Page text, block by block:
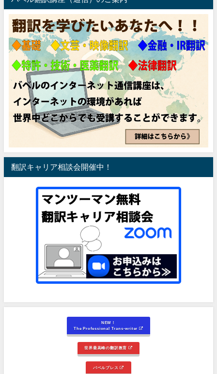
翻訳キャリア相談会開催中！
NEW！
The Professional Trans-writer
世界最高峰の翻訳教育
バベルプレス